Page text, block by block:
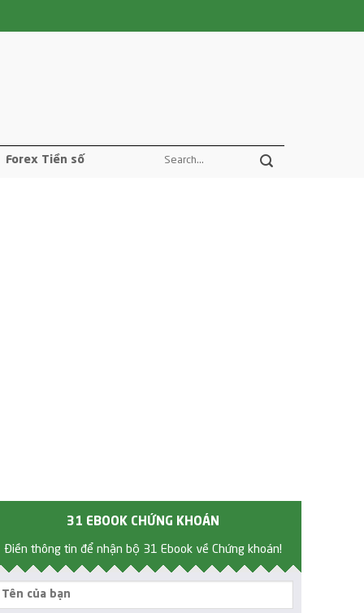
Forex Tiền số
31 EBOOK CHỨNG KHOÁN
Điền thông tin để nhận bộ 31 Ebook về Chứng khoán!